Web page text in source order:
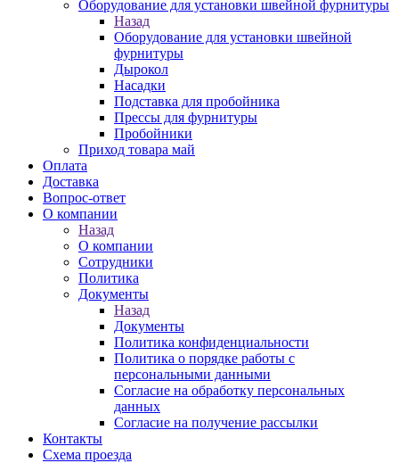
Оборудование для установки швейной фурнитуры
Назад
Оборудование для установки швейной
фурнитуры
Дырокол
Насадки
Подставка для пробойника
Прессы для фурнитуры
Пробойники
Приход товара май
Оплата
Доставка
Вопрос-ответ
О компании
Назад
О компании
Сотрудники
Политика
Документы
Назад
Документы
Политика конфиденциальности
Политика о порядке работы с
персональными данными
Согласие на обработку персональных
данных
Согласие на получение рассылки
Контакты
Схема проезда